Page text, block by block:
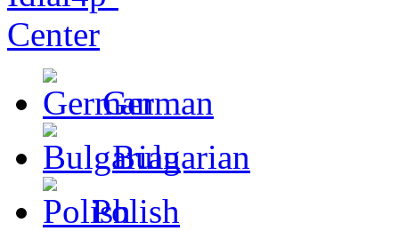
German
Bulgarian
Polish